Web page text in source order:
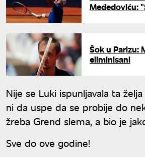
Međedoviću:
Šok u Parizu:
eliminisani
Nije se Luki ispunljavala ta
ni da uspe da se probije do
žreba Grend slema, a bio je
Sve do ove godine!